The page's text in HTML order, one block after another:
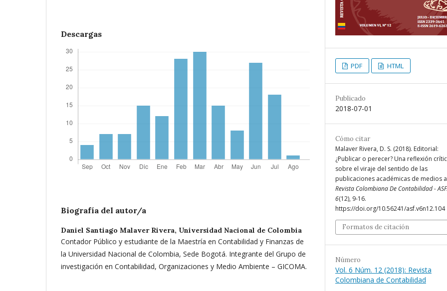
Descargas
Biografía del autor/a
Daniel Santiago Malaver Rivera, Universidad Nacional de Colombia
Contador Público y estudiante de la Maestría en Contabilidad y Finanzas de
la Universidad Nacional de Colombia, Sede Bogotá. Integrante del Grupo de
investigación en Contabilidad, Organizaciones y Medio Ambiente – GICOMA.
PDF HTML
Publicado
2018-07-01
Cómo citar
Malaver Rivera, D. S. (2018). Editorial:
¿Publicar o perecer? Una reflexión
sobre el viraje del sentido de las
publicaciones académicas de medios
Revista Colombiana De Contabilidad -
6(12), 9-16.
https://doi.org/10.56241/asf.v6n12.104
Formatos de citación
Número
Vol. 6 Núm. 12 (2018): Revista
Colombiana de Contabilidad